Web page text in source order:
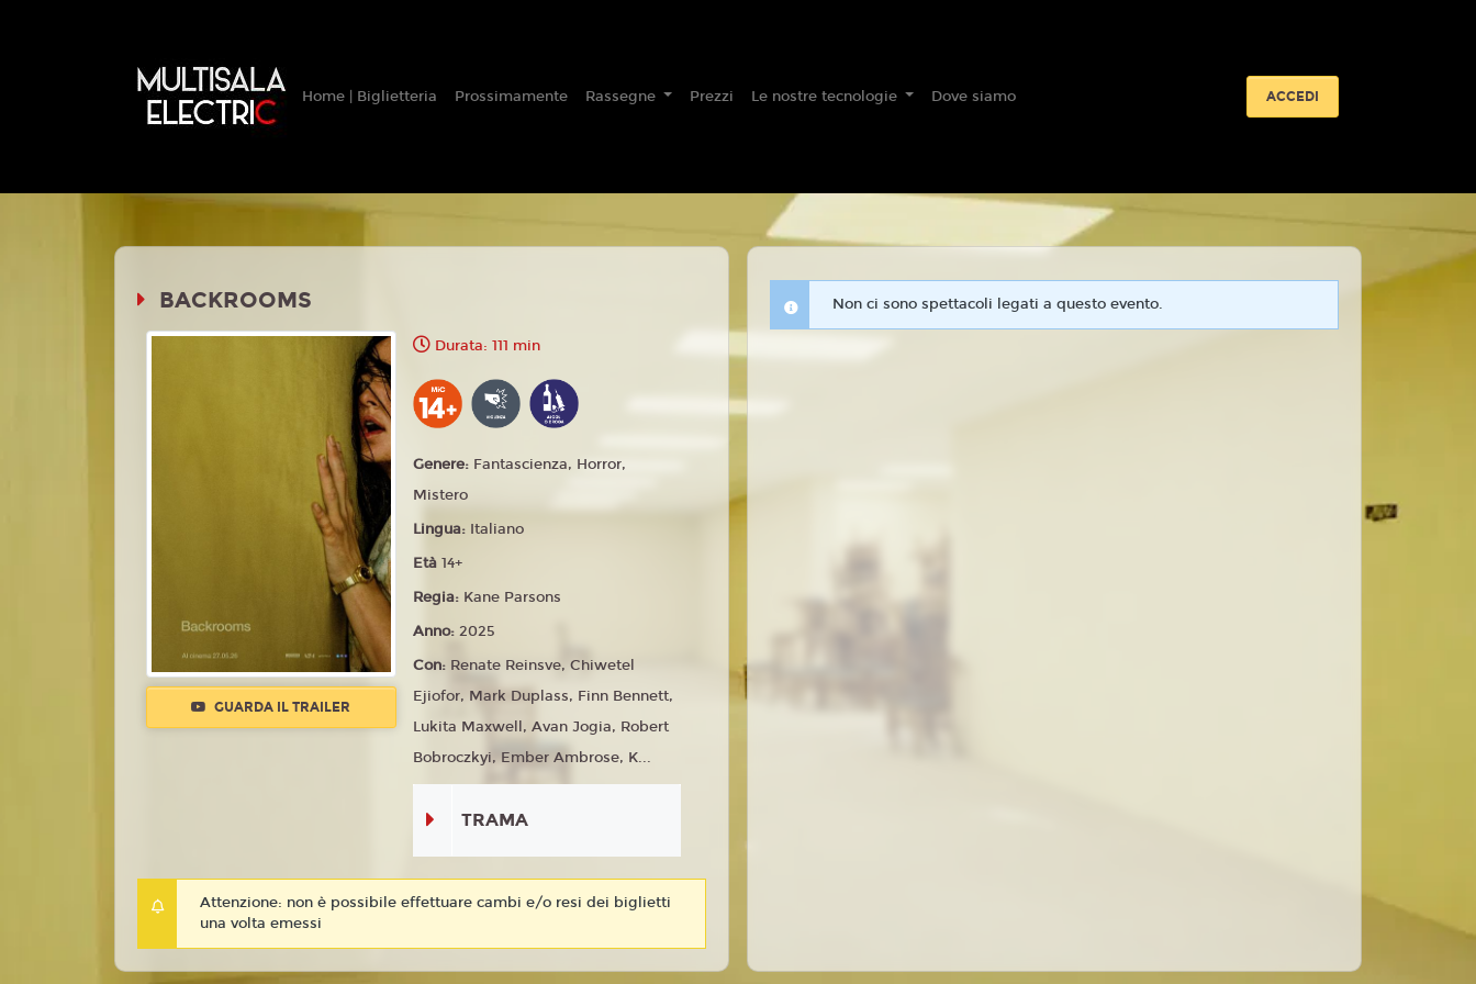
Home | Biglietteria Prossimamente Rassegne Prezzi Le nostre tecnologie Dove siamo ACCEDI
BACKROOMS
GUARDA IL TRAILER
Durata: 111 min
Genere: Fantascienza, Horror,
Mistero
Lingua: Italiano
Età14+
Regia: Kane Parsons
Anno:2025
Con: Renate Reinsve, Chiwetel
Ejiofor, Mark Duplass, Finn Bennett,
Lukita Maxwell, Avan Jogia, Robert
Bobroczkyi, Ember Ambrose, K...
TRAMA
Attenzione: non è possibile effettuare cambi e/o resi dei biglietti
una volta emessi
Non ci sono spettacoli legati a questo evento.